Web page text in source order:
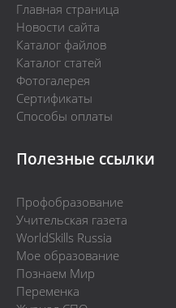
Главная страница
Новости сайта
Каталог файлов
Каталог статей
Фотогалерея
Сертификаты
Способы оплаты
Полезные ссылки
Профобразование
Учительская газета
WorldSkills Russia
Мое образование
Познаем Мир
Переменка